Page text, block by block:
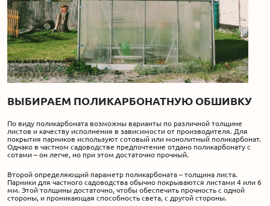
ВЫБИРАЕМ ПОЛИКАРБОНАТНУЮ ОБШИВКУ
По виду поликарбоната возможны варианты по различной толщине
листов и качеству исполнения в зависимости от производителя. Для
покрытия парников используют сотовый или монолитный поликарбонат.
Однако в частном садоводстве предпочтение отдано поликарбонату с
сотами – он легче, но при этом достаточно прочный.
Второй определяющий параметр поликарбоната – толщина листа.
Парники для частного садоводства обычно покрываются листами 4 или 6
мм. Этой толщины достаточно, чтобы обеспечить прочность с одной
стороны, и проникающая способность света, с другой стороны.